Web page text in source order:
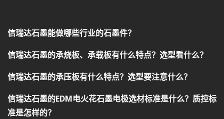
信瑞达石墨能做哪些行业的石墨件？
信瑞达石墨的承烧板、承载板有什么特点？选型看什么？
信瑞达石墨的承压板有什么特点？选型要注意什么？
信瑞达石墨的EDM电火花石墨电极选材标准是什么？质控标
准是怎样的？